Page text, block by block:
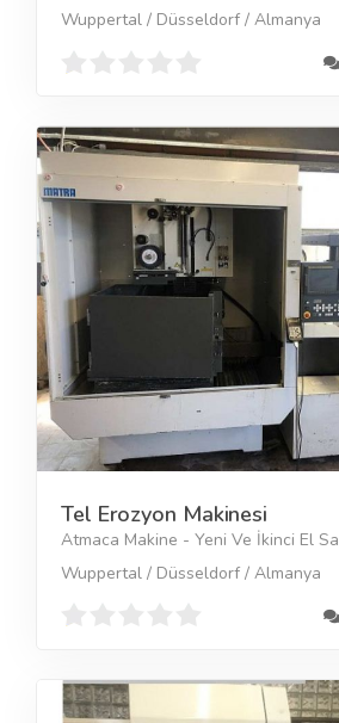
Wuppertal / Düsseldorf / Almanya
Tel Erozyon Makinesi
Atmaca Makine - Yeni Ve İkinci El
Wuppertal / Düsseldorf / Almanya